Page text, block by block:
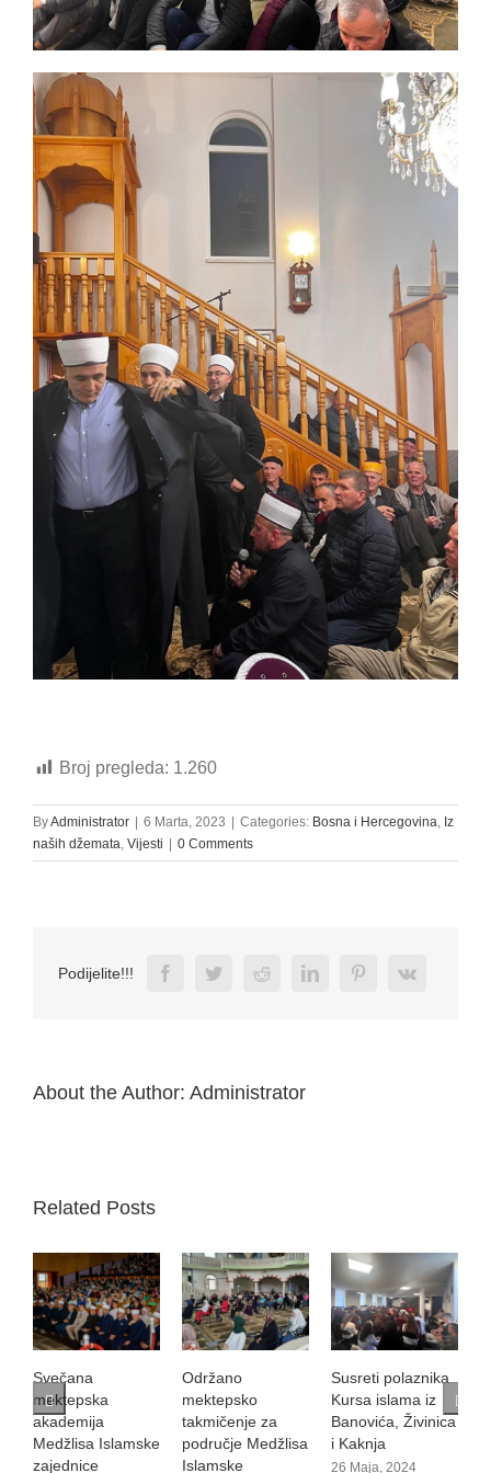
Broj pregleda: 1.260
ByAdministrator 6 Marta, 2023 Categories: Bosna i Hercegovina, Iz
naših džemata, Vijesti 0 Comments
Podijelite!!! FacebookTwitterRedditLinkedInPinterestVk
About the Author: Administrator
Related Posts
Održano
mektepsko
takmičenje za
područje Medžlisa
Islamske
Susreti polaznika
Kursa islama iz
Banovića, Živinica
i Kaknja
26 Maja, 2024
Večer Kur'ana
18 Maja, 2024